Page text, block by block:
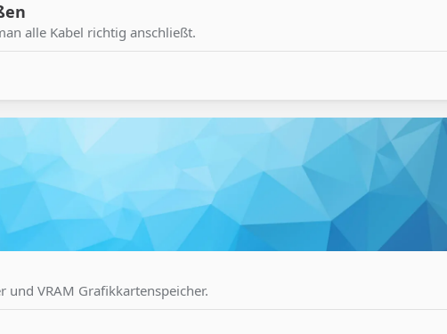
alle Kabel richtig anschließt.
VRAM Grafikkartenspeicher.